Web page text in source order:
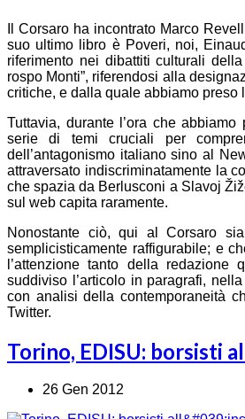
Il Corsaro ha incontrato Marco
suo ultimo libro è Poveri, noi,
riferimento nei dibattiti culturali
rospo Monti”, riferendosi alla
critiche, e dalla quale abbiamo preso
Tuttavia, durante l’ora che
serie di temi cruciali per
dell’antagonismo italiano sino al
attraversato indiscriminatamente la
che spazia da Berlusconi a Slavoj
sul web capita raramente.
Nonostante ciò, qui al Corsaro
semplicisticamente raffigurabile; e
l’attenzione tanto della
suddiviso l’articolo in paragrafi,
con analisi della contemporaneità
Twitter.
Torino, EDISU: borsisti
26 Gen 2012